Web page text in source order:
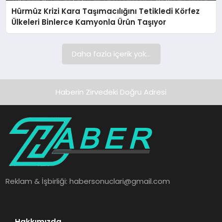
SAĞLIK
Hürmüz Krizi Kara Taşımacılığını Tetikledi Körfez
Ülkeleri Binlerce Kamyonla Ürün Taşıyor
Daha fazla içerik yok...
Haberin Zirvedeki Doğru Adresi
Reklam & İşbirliği:habersonuclari@gmail.com